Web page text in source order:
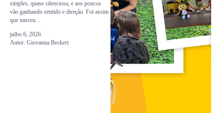
simples, quase silenciosa, e aos poucos
vão ganhando sentido e direção. Foi assim
que nasceu...
julho 6, 2026
Autor: Giovanna Beckert